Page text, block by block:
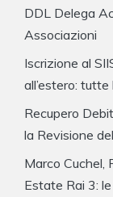
DDL Delega
Associazioni
Iscrizione al
all’estero:
Recupero
la Revisione
Marco Cuchel,
Estate Rai 3: